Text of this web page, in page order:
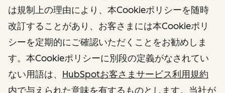
は規制上の理由により、本Cookieポリシーを随時
改訂することがあり、お客さまには本Cookieポリ
シーを定期的にご確認いただくことをお勧めしま
す。本Cookieポリシーに別段の定義がなされてい
ない用語は、 HubSpotお客さまサービス利用規約
内で与えられた意味を有するものとします。当社が